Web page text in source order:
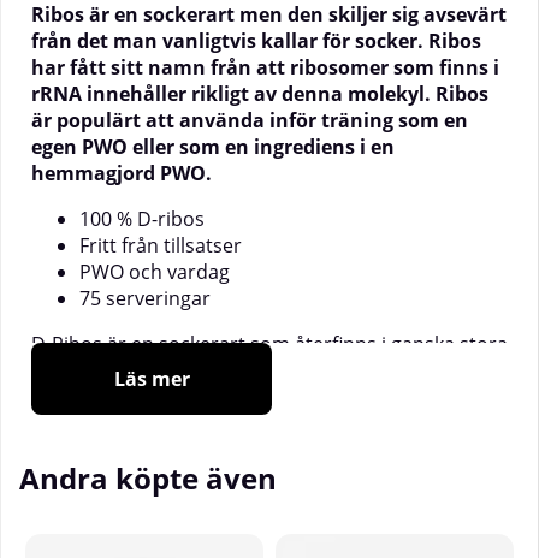
Ribos är en sockerart men den skiljer sig avsevärt
från det man vanligtvis kallar för socker. Ribos
har fått sitt namn från att ribosomer som finns i
rRNA innehåller rikligt av denna molekyl. Ribos
är populärt att använda inför träning som en
egen PWO eller som en ingrediens i en
hemmagjord PWO.
100 % D-ribos
Fritt från tillsatser
PWO och vardag
75 serveringar
D-Ribos är en sockerart som återfinns i ganska stora
mängder i våra ribosomer som en del av rRNA och
sitt namn. Kroppen använder ribos i många olika
dagligen.
Läs mer
Andra köpte även